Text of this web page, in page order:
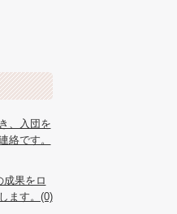
、入団を
絡です。
成果をロ
ます。(0)